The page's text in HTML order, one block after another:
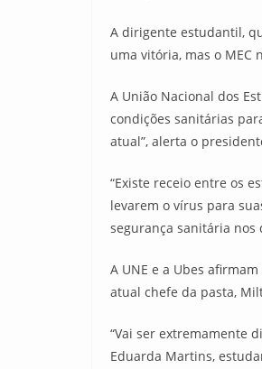
A dirigente estudantil,
uma vitória, mas o
A União Nacional dos
condições sanitárias
atual”, alerta o
“Existe receio entre os
levarem o vírus para
segurança sanitária nos
A UNE e a Ubes
atual chefe da pasta,
“Vai ser extremamente
Eduarda Martins,